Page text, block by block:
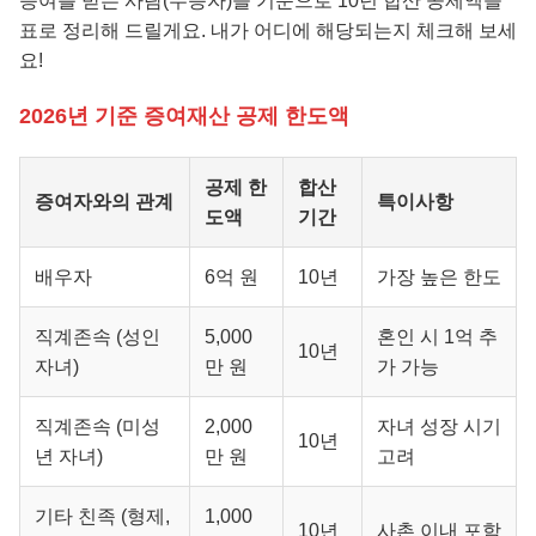
표로 정리해 드릴게요. 내가 어디에 해당되는지 체크해 보세
요!
2026년 기준 증여재산 공제 한도액
증여자와의 관계
공제 한
도액
합산
기간
특이사항
배우자 6억 원 10년 가장 높은 한도
직계존속 (성인
자녀)
5,000
만 원
10년
혼인 시 1억 추
가 가능
직계존속 (미성
년 자녀)
2,000
만 원
10년
자녀 성장 시기
고려
기타 친족 (형제, 1,000
10년 사촌 이내 포함